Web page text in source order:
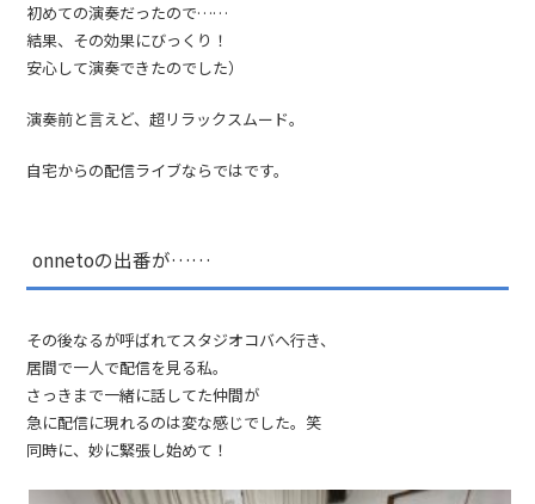
初めての演奏だったので……
結果、その効果にびっくり！
安心して演奏できたのでした）
演奏前と言えど、超リラックスムード。
自宅からの配信ライブならではです。
onnetoの出番が……
その後なるが呼ばれてスタジオコバへ行き、
居間で一人で配信を見る私。
さっきまで一緒に話してた仲間が
急に配信に現れるのは変な感じでした。笑
同時に、妙に緊張し始めて！